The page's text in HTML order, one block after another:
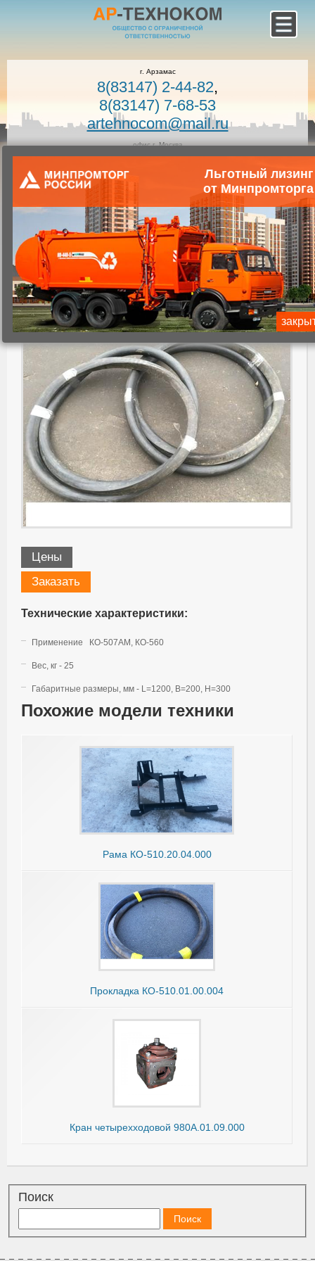
г. Арзамас
8(83147) 2-44-82,
8(83147) 7-68-53
artehnocom@mail.ru
офис г. Москва
8-800-100-7400
Звонок по России бесплатный!
Заказать звонок
Главная
Каталог коммунальной техники
Коммунальная техника
Запчасти для коммунальной техники
Запасные части к илососным машинам
Прокладка КО-507АМ.21.00.003
Цены
Заказать
Технические характеристики:
Применение КО-507АМ, КО-560
Вес, кг - 25
Габаритные размеры, мм - L=1200, B=200, H=300
Похожие модели техники
Рама КО-510.20.04.000
Прокладка КО-510.01.00.004
Кран четырехходовой 980А.01.09.000
Поиск
Льготный лизинг
от Минпромторга